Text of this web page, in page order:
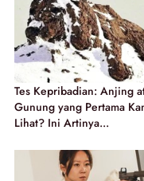
Tes Kepribadian: Anjing
Gunung yang Pertama
Lihat? Ini Artinya...